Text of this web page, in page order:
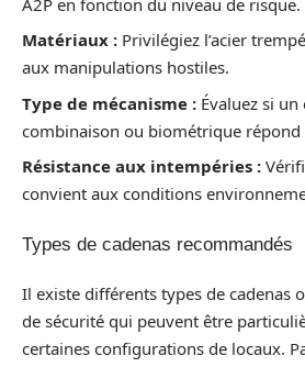
Matériaux : Privilégiez l’acier
aux manipulations hostiles.
Type de mécanisme : Évaluez si un
combinaison ou biométrique répond
Résistance aux intempéries :
convient aux conditions
Types de cadenas recommandés
Il existe différents types de cadenas
de sécurité qui peuvent être
certaines configurations de locaux.